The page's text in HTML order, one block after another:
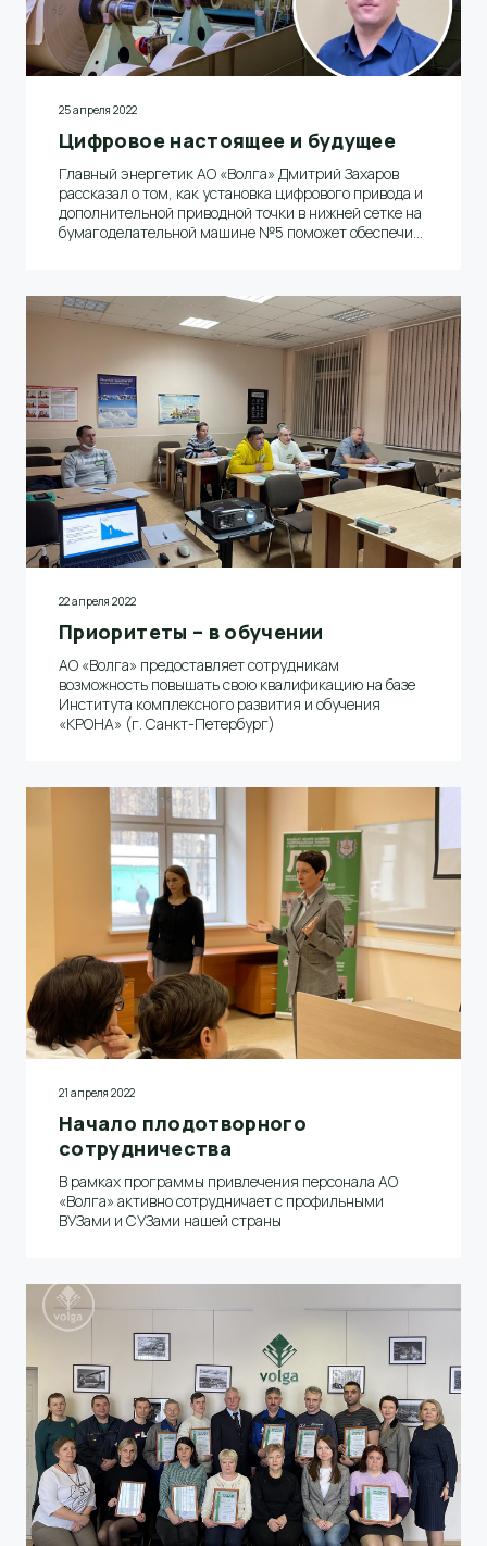
25 апреля 2022
Цифровое настоящее и будущее
Главный энергетик АО «Волга» Дмитрий Захаров
рассказал о том, как установка цифрового привода и
дополнительной приводной точки в нижней сетке на
бумагоделательной машине №5 поможет обеспечить
22 апреля 2022
Приоритеты – в обучении
АО «Волга» предоставляет сотрудникам
возможность повышать свою квалификацию на базе
Института комплексного развития и обучения
«КРОНА» (г. Санкт-Петербург)
21 апреля 2022
Начало плодотворного
сотрудничества
В рамках программы привлечения персонала АО
«Волга» активно сотрудничает с профильными
ВУЗами и СУЗами нашей страны